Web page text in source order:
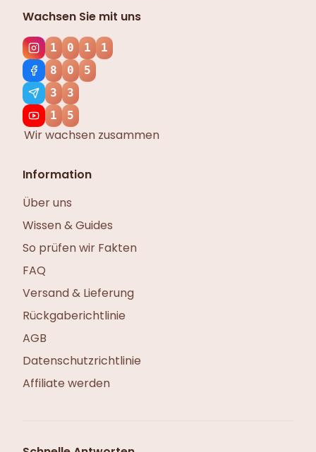
Wachsen Sie mit uns
1 0 1
1
8
0
5
3
3
1
5
Wir wachsen zusammen
Information
Über uns
Wissen & Guides
So prüfen wir Fakten
FAQ
Versand & Lieferung
Rückgaberichtlinie
AGB
Datenschutzrichtlinie
Affiliate werden